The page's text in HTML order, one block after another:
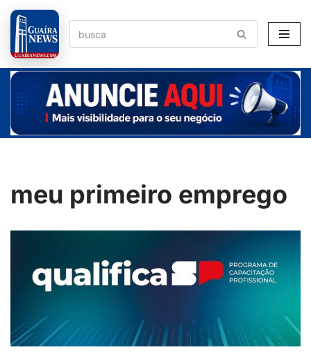
Pular
para
o
conteúdo
meu primeiro emprego